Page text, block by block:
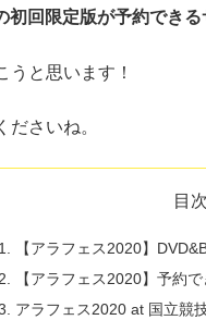
初回限定版が予約でき
うと思います！
さいね。
目次
【アラフェス2020】
【アラフェス2020】予約
アラフェス2020 at 国立競